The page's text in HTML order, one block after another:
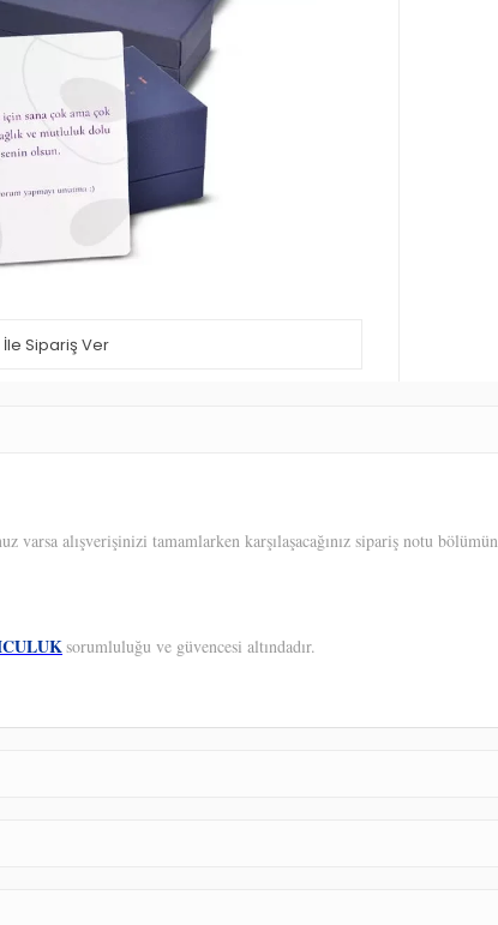
Sipariş Ver
varsa alışverişinizi tamamlarken karşılaşacağınız sipariş notu
sorumluluğu ve güvencesi altındadır.